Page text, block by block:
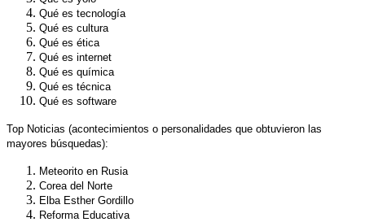
Qué es tecnología
Qué es cultura
Qué es ética
Qué es internet
Qué es química
Qué es técnica
Qué es software
Top Noticias (acontecimientos o personalidades que obtuvieron las
mayores búsquedas):
Meteorito en Rusia
Corea del Norte
Elba Esther Gordillo
Reforma Educativa